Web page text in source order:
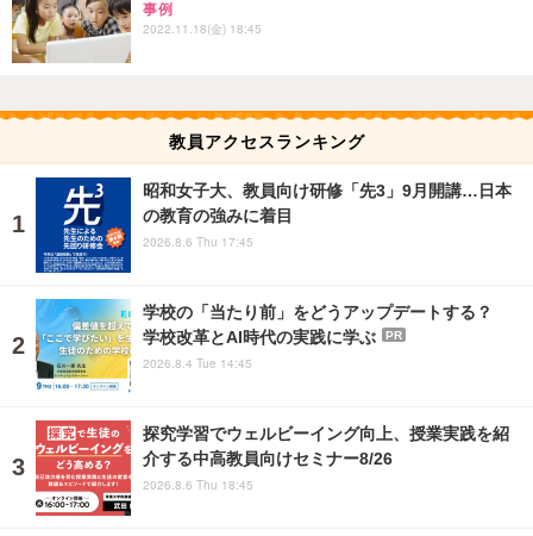
事例
2022.11.18(金) 18:45
教員アクセスランキング
昭和女子大、教員向け研修「先3」9月開講…日本
の教育の強みに着目
2026.8.6 Thu 17:45
学校の「当たり前」をどうアップデートする？
学校改革とAI時代の実践に学ぶ
PR
2026.8.4 Tue 14:45
探究学習でウェルビーイング向上、授業実践を紹
介する中高教員向けセミナー8/26
2026.8.6 Thu 18:45